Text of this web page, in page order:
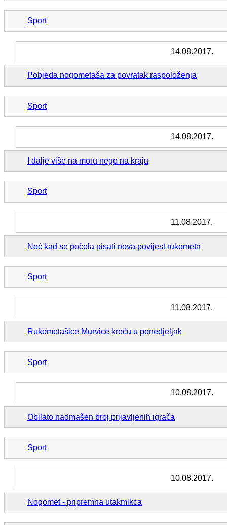
Sport
14.08.2017.
Pobjeda nogometaša za povratak raspoloženja
Sport
14.08.2017.
I dalje više na moru nego na kraju
Sport
11.08.2017.
Noć kad se počela pisati nova povijest rukometa
Sport
11.08.2017.
Rukometašice Murvice kreću u ponedjeljak
Sport
10.08.2017.
Obilato nadmašen broj prijavljenih igrača
Sport
10.08.2017.
Nogomet - pripremna utakmikca